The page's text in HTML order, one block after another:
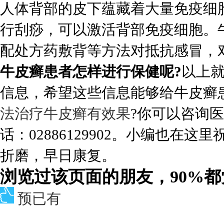
人体背部的皮下蕴藏着大量免疫
行刮痧，可以激活背部免疫细胞
配处方药敷背等方法对抵抗感冒
牛皮癣患者怎样进行保健呢? 以上
信息，希望这些信息能够给牛皮
法治疗牛皮癣有效果?你可以咨询
话：02886129902。小编也在这
折磨，早日康复。
浏览过该页面的朋友，90%
预已有